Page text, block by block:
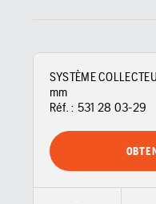
SYSTÈME
mm
Réf. : 531 28 03‑29